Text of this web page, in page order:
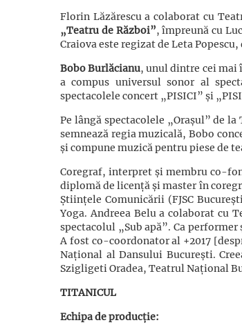
Florin Lăzărescu a colaborat cu
„Teatru de Război”, împreună cu
Craiovaeste regizat de Leta Popescu,
Bobo Burlăcianu, unul dintre cei mai
a compus universul sonor al
spectacolele concert „PISICI” și
Pe lângă spectacolele „Orașul” de
semnează regia muzicală, Bobo
și compune muzică pentru piese de
Coregraf, interpret și membru co-
diplomă de licență și master în
Științele Comunicării (FJSC
Yoga. Andreea Belu a colaborat cu
spectacolul „Sub apă”. Ca
A fost co-coordonator al +2017
Național al Dansului București.
Szigligeti Oradea, Teatrul Național
TITANICUL
Echipa de producție: